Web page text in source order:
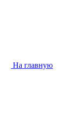
На главную